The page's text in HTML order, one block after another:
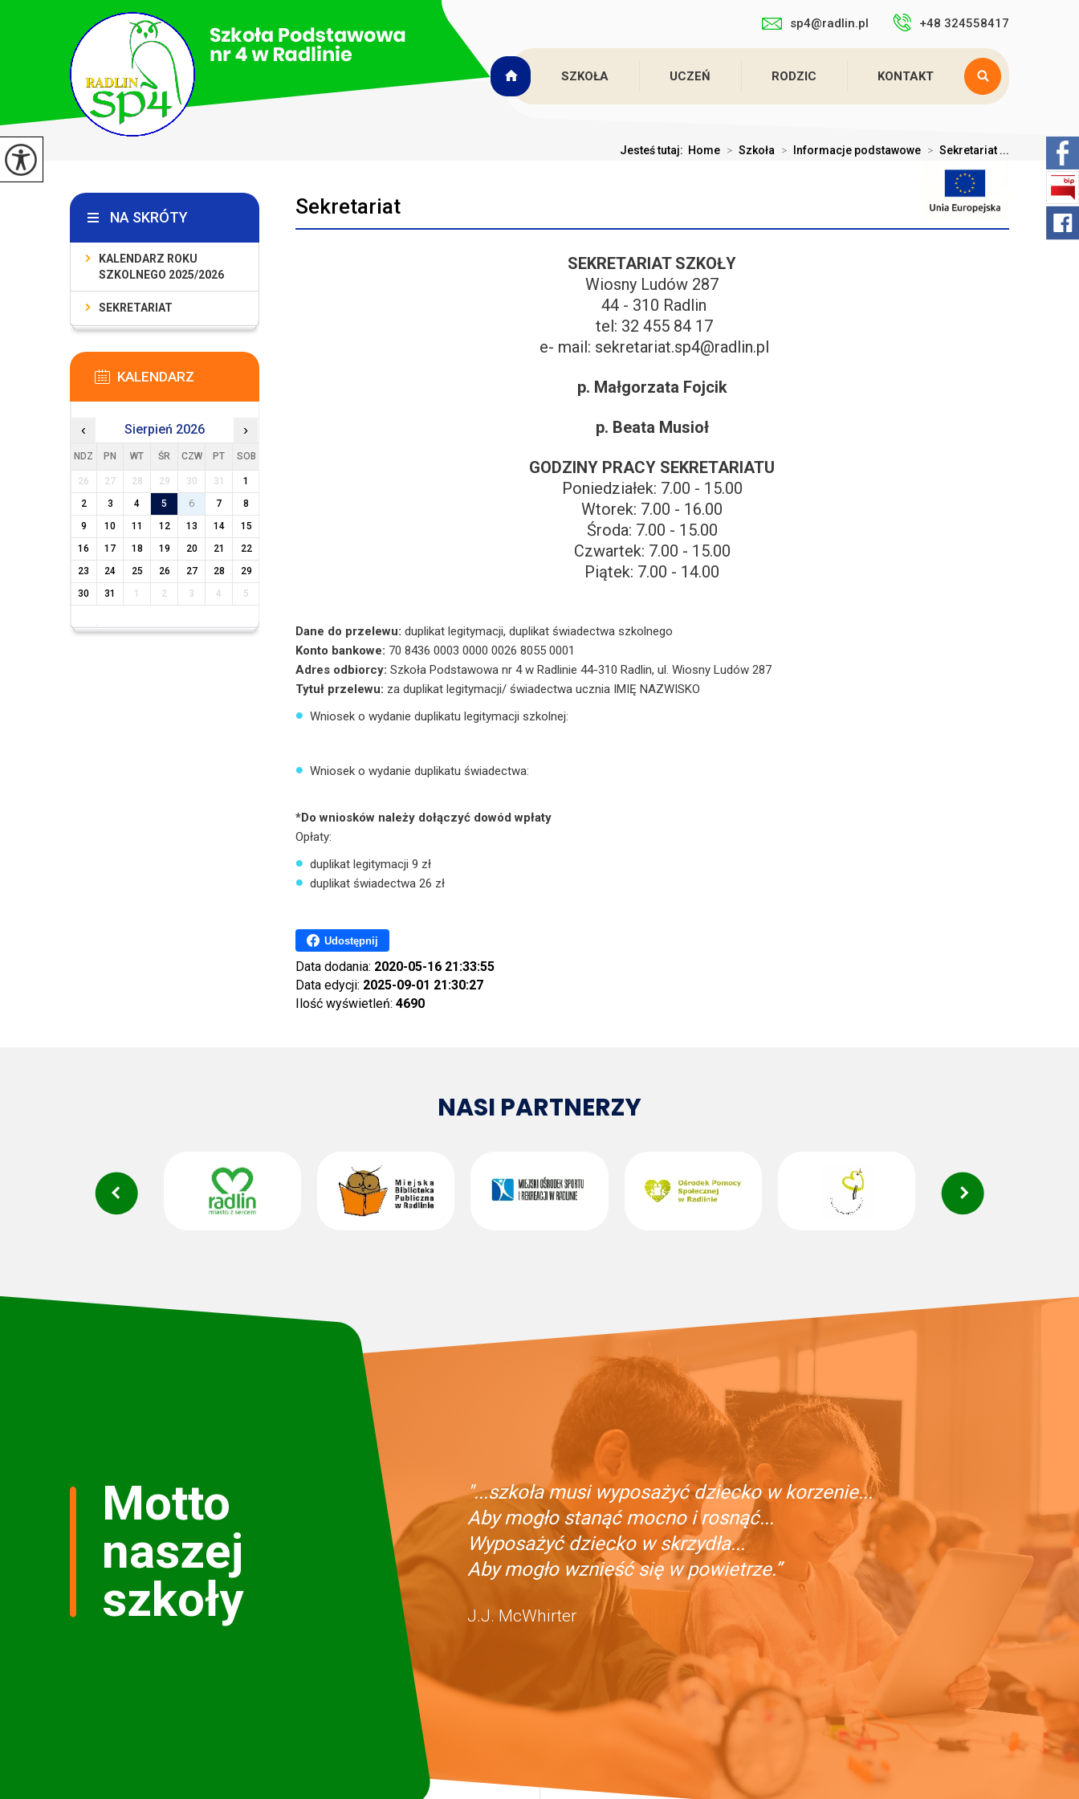
sp4@radlin.pl +48 324558417
SZKOŁA UCZEŃ RODZIC KONTAKT
Jesteś tutaj: Home > Szkoła > Informacje podstawowe > Sekretariat ...
Sekretariat
SEKRETARIAT SZKOŁY
Wiosny Ludów 287
44 - 310 Radlin
tel: 32 455 84 17
e- mail: sekretariat.sp4@radlin.pl
p. Małgorzata Fojcik
p. Beata Musioł
GODZINY PRACY SEKRETARIATU
Poniedziałek: 7.00 - 15.00
Wtorek: 7.00 - 16.00
Środa: 7.00 - 15.00
Czwartek: 7.00 - 15.00
Piątek: 7.00 - 14.00
Dane do przelewu: duplikat legitymacji, duplikat świadectwa szkolnego
Konto bankowe: 70 8436 0003 0000 0026 8055 0001
Adres odbiorcy: Szkoła Podstawowa nr 4 w Radlinie 44-310 Radlin, ul. Wiosny Ludów 287
Tytuł przelewu: za duplikat legitymacji/ świadectwa ucznia IMIĘ NAZWISKO
Wniosek o wydanie duplikatu legitymacji szkolnej:
Wniosek o wydanie duplikatu świadectwa:
*Do wniosków należy dołączyć dowód wpłaty
Opłaty:
duplikat legitymacji 9 zł
duplikat świadectwa 26 zł
Udostępnij
Data dodania: 2020-05-16 21:33:55
Data edycji: 2025-09-01 21:30:27
Ilość wyświetleń: 4690
NA SKRÓTY
KALENDARZ ROKU
SZKOLNEGO 2025/2026
SEKRETARIAT
KALENDARZ
‹ Sierpień 2026 ›
NDZ PN WT ŚR CZW PT SOB
26 27 28 29 30 31
1
2
3 4 5 6 7
8
9
10 11 12 13 14
15
16
17 18 19 20 21
22
23
24 25 26 27 28
29
30
31 1 2 3 4 5
NASI PARTNERZY
Motto
naszej
szkoły
"...szkoła musi wyposażyć dziecko w korzenie...
Aby mogło stanąć mocno i rosnąć...
Wyposażyć dziecko w skrzydła...
Aby mogło wznieść się w powietrze.”
J.J. McWhirter